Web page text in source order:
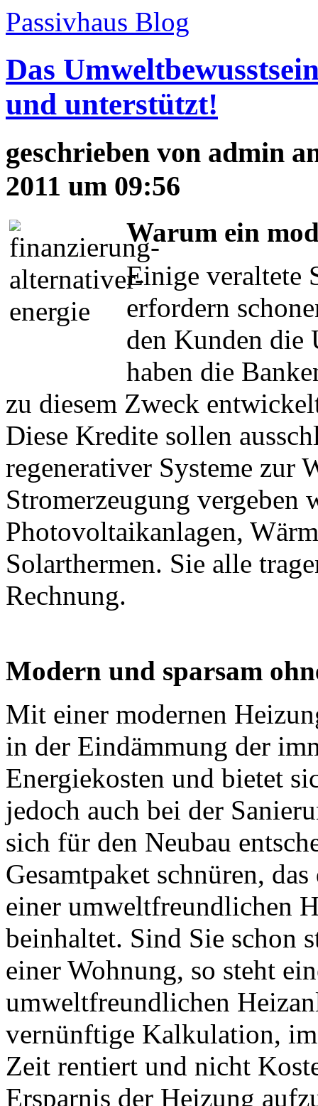
Passivhaus Blog
Das
und unterstützt!
geschrieben von admin
2011 um 09:56
Warum ein
Einige veraltete
erfordern
den Kunden die
haben die
zu diesem Zweck
Diese Kredite sollen
regenerativer Systeme zur
Stromerzeugung vergeben
Photovoltaikanlagen,
Solarthermen. Sie alle
Rechnung.
Modern und sparsam
Mit einer modernen
in der Eindämmung der
Energiekosten und bietet
jedoch auch bei der
sich für den Neubau
Gesamtpaket schnüren,
einer umweltfreundlichen
beinhaltet. Sind Sie schon
einer Wohnung, so steht
umweltfreundlichen
vernünftige Kalkulation,
Zeit rentiert und nicht
Ersparnis der Heizung